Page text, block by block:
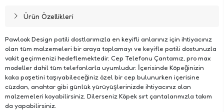
Ürün Özellikleri
Pawlook Design patili dostlarımızla en keyifli anlarınız için ihtiyacınız
olan tüm malzemeleri bir araya toplamayı ve keyifle patili dostunuzla
vakit geçirmenizi hedeflemektedir. Cep Telefonu Çantamız, pro max
modeller dahil tüm telefonlarla uyumludur. İçerisinde Köpeğinizin
kaka poşetini taşıyabileceğiniz özel bir cep bulunurken içerisine
cüzdan, anahtar gibi günlük yürüyüşlerinizde ihtiyacınız olan
malzemeleri koyabilirsiniz. Dilerseniz Köpek sırt çantalarımızla takım
da yapabilirsiniz.